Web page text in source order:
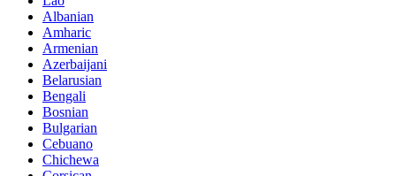
Albanian
Amharic
Armenian
Azerbaijani
Belarusian
Bengali
Bosnian
Bulgarian
Cebuano
Chichewa